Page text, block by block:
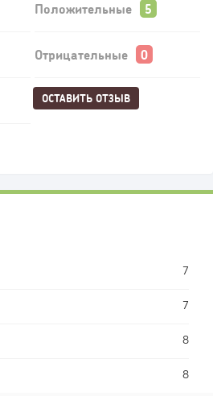
Положительные
Отрицательные
ОСТАВИТЬ ОТЗЫВ
7
7
8
8